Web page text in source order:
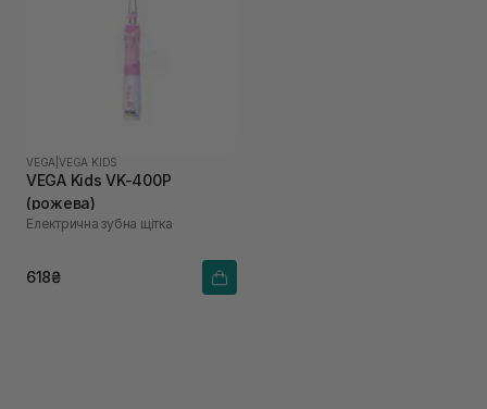
VEGA |VEGA KIDS
VEGA Kids VK-400Р
(рожева)
Електрична зубна щітка
618₴